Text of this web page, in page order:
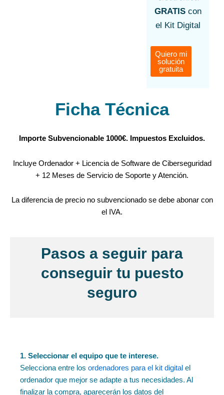
GRATIScon
el Kit Digital
Quiero mi
solución
gratuita
Ficha Técnica
Importe Subvencionable 1000€. Impuestos Excluidos.
Incluye Ordenador + Licencia de Software de Ciberseguridad
+ 12 Meses de Servicio de Soporte y Atención.
La diferencia de precio no subvencionado se debe abonar con
el IVA.
Pasos a seguir para
conseguir tu puesto
seguro
1. Seleccionar el equipo que te interese.
Selecciona entre los ordenadores para el kit digital el
ordenador que mejor se adapte a tus necesidades. Al
finalizar la compra, aparecerán los datos del